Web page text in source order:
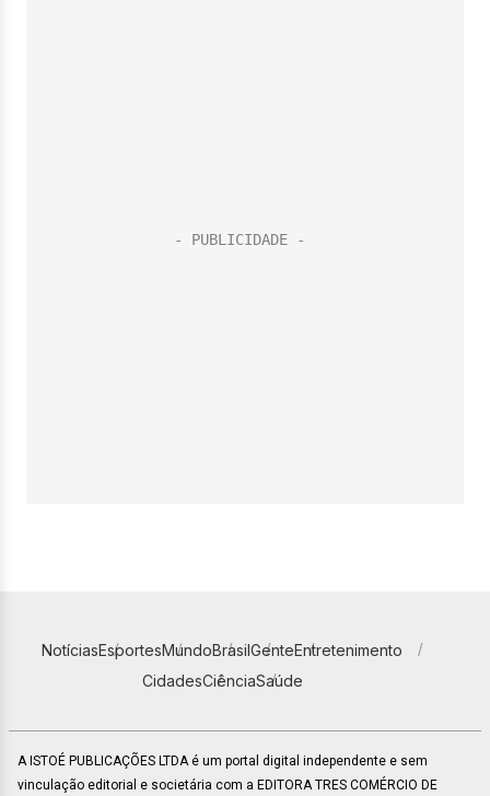
NotíciasEsportesMundoBrasilGenteEntretenimento
CidadesCiênciaSaúde
A ISTOÉ PUBLICAÇÕES LTDA é um portal digital independente e sem
vinculação editorial e societária com a EDITORA TRES COMÉRCIO DE